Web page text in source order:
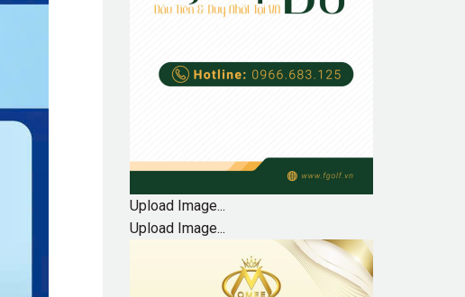
Upload Image...
Upload Image...